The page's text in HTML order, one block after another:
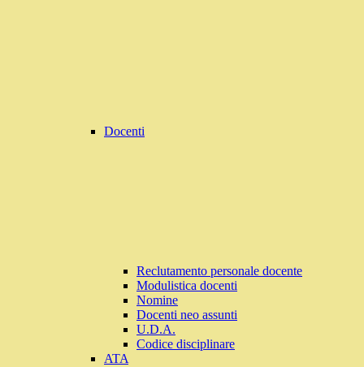
Docenti
Reclutamento personale docente
Modulistica docenti
Nomine
Docenti neo assunti
U.D.A.
Codice disciplinare
ATA